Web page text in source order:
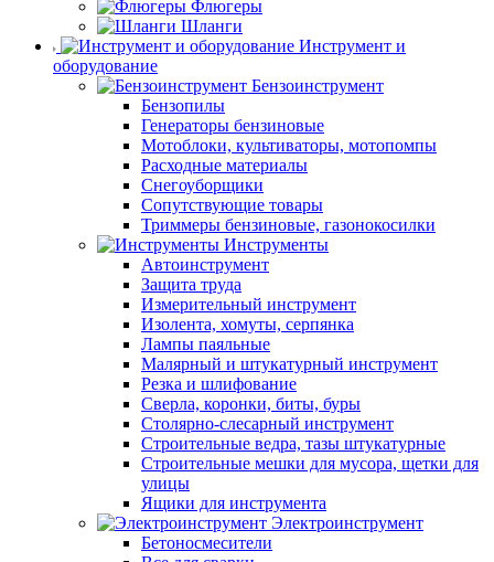
Флюгеры
Шланги
Инструмент и
оборудование
Бензоинструмент
Бензопилы
Генераторы бензиновые
Мотоблоки, культиваторы, мотопомпы
Расходные материалы
Снегоуборщики
Сопутствующие товары
Триммеры бензиновые, газонокосилки
Инструменты
Автоинструмент
Защита труда
Измерительный инструмент
Изолента, хомуты, серпянка
Лампы паяльные
Малярный и штукатурный инструмент
Резка и шлифование
Сверла, коронки, биты, буры
Столярно-слесарный инструмент
Строительные ведра, тазы штукатурные
Строительные мешки для мусора, щетки для
улицы
Ящики для инструмента
Электроинструмент
Бетоносмесители